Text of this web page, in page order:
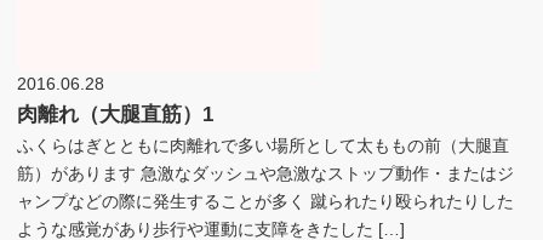
2016.06.28
肉離れ（大腿直筋）1
ふくらはぎとともに肉離れで多い場所として太ももの前（大腿直
筋）があります 急激なダッシュや急激なストップ動作・またはジ
ャンプなどの際に発生することが多く 蹴られたり殴られたりした
ような感覚があり歩行や運動に支障をきたした […]